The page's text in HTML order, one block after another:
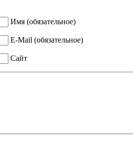
Имя (обязательное)
E-Mail (обязательное)
Сайт